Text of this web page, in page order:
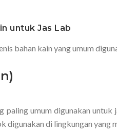
untuk Jas Lab
bahan kain yang umum
paling umum digunakan
digunakan di lingkungan yang